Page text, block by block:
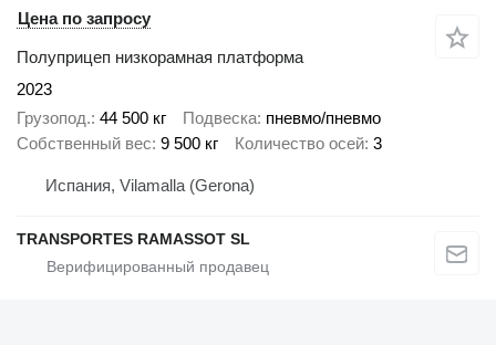
Цена по запросу
Полуприцеп низкорамная платформа
2023
Грузопод. 44 500 кг Подвеска пневмо/пневмо
Собственный вес 9 500 кг Количество осей 3
Испания, Vilamalla (Gerona)
TRANSPORTES RAMASSOT SL